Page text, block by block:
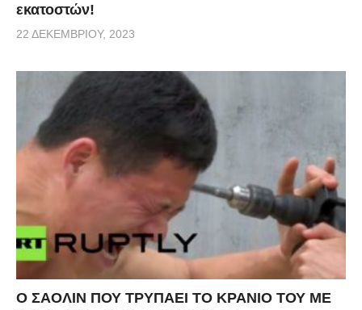
εκατοστών!
22 ΔΕΚΕΜΒΡΊΟΥ, 2023
Ο ΣΑΟΛΙΝ ΠΟΥ ΤΡΥΠΑΕΙ ΤΟ ΚΡΑΝΙΟ ΤΟΥ ΜΕ